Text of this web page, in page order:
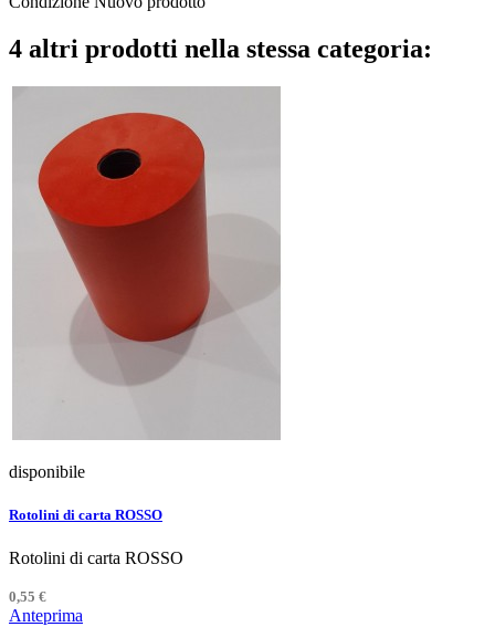
4 altri prodotti nella stessa categoria:
disponibile
Rotolini di carta ROSSO
Rotolini di carta ROSSO
0,55 €
Anteprima